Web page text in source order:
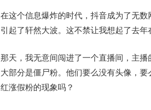
在这个信息爆炸的时代，抖音成为了无
引起了轩然大波。这不禁让我想起了去年
那天，我无意间闯进了一个直播间，主
大部分是僵尸粉。他们要么没有头像，
红涨假粉的现象吗？